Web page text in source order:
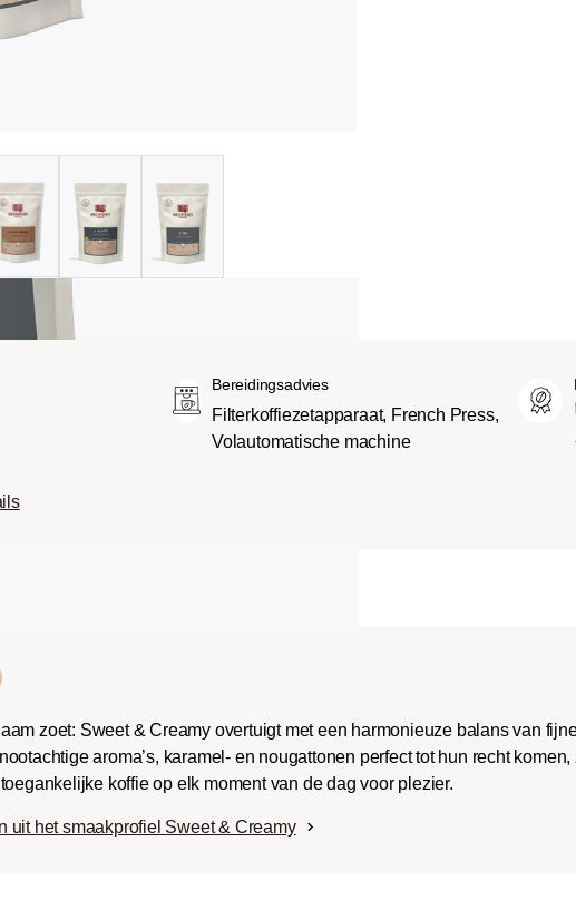
Bereidingsadvies
Filterkoffiezetapparaat, French Press,
Volautomatische machine
zoet: Sweet & Creamy overtuigt met een harmonieuze balans van
aroma’s, karamel- en nougattonen perfect tot hun recht
koffie op elk moment van de dag voor plezier.
uit het smaakprofiel Sweet & Creamy